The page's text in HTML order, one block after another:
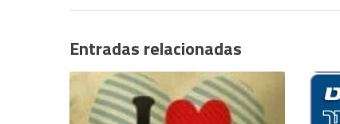
Entradas relacionadas